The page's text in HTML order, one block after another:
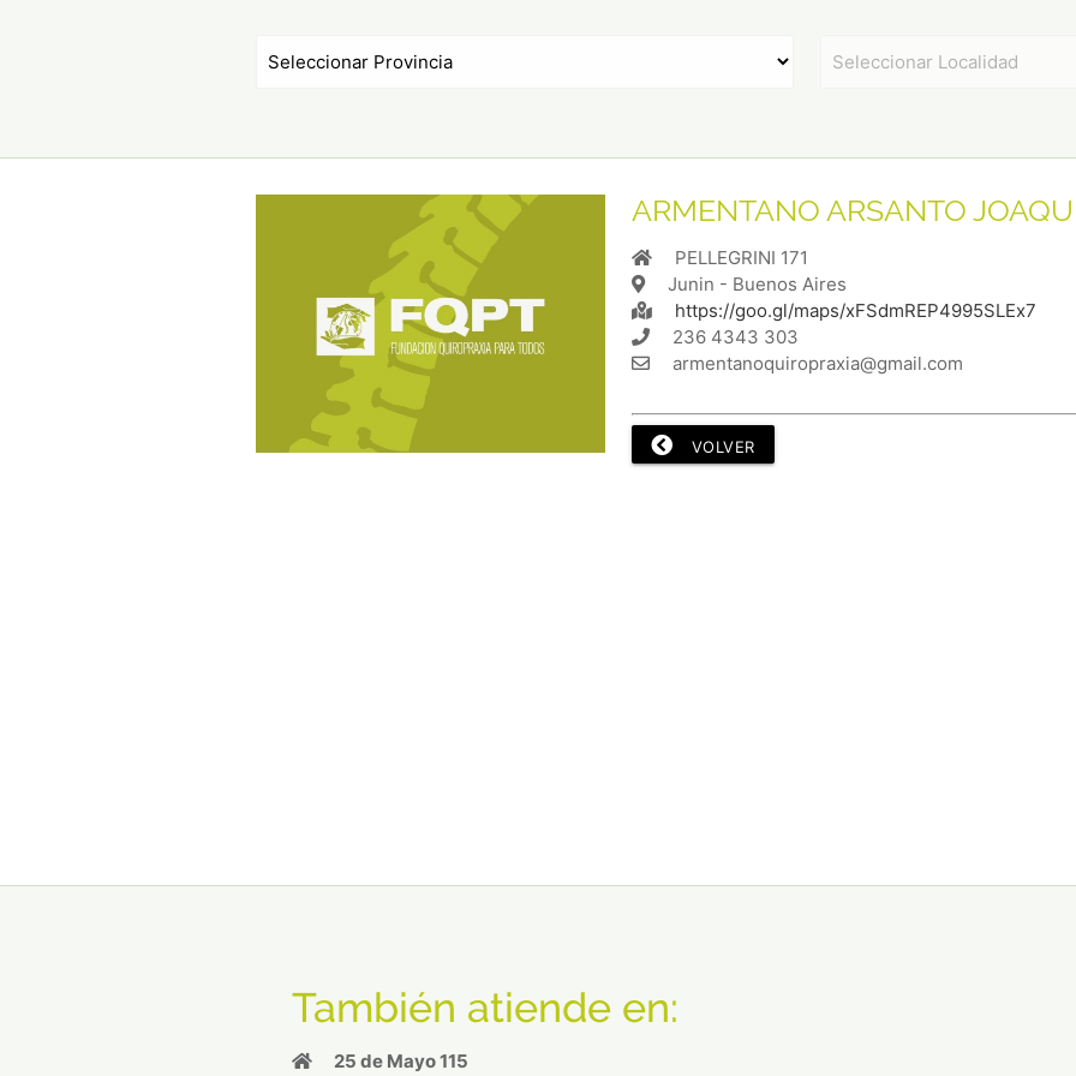
ARMENTANO ARSANTO
PELLEGRINI 171
Junin - Buenos Aires
https://goo.gl/maps/xFSdmREP4995SLEx7
236 4343 303
armentanoquiropraxia@gmail.com
VOLVER
También atiende en:
25 de Mayo 115